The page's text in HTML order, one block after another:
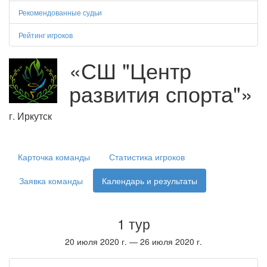
Рекомендованные судьи
Рейтинг игроков
«СШ "Центр
развития спорта"»
г. Иркутск
Карточка команды
Статистика игроков
Заявка команды
Календарь и результаты
1 тур
20 июля 2020 г. — 26 июля 2020 г.